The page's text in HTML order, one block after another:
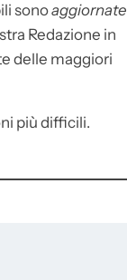
sonoaggiornate
Redazione in
delle maggiori
più difficili.